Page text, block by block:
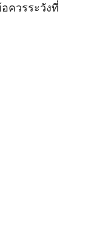
ควรระวังที่